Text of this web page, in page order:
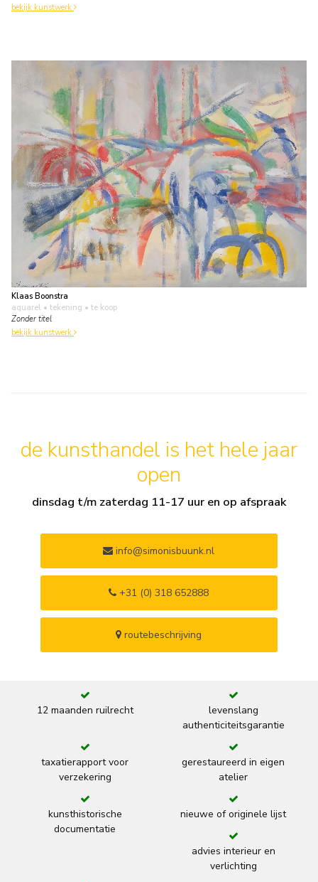
bekijk kunstwerk
Klaas Boonstra
aquarel • tekening • te koop
Zonder titel
bekijk kunstwerk
de kunsthandel is het hele jaar
open
dinsdag t/m zaterdag 11-17 uur en op afspraak
info@simonisbuunk.nl
+31 (0) 318 652888
routebeschrijving
12 maanden ruilrecht
levenslang
authenticiteitsgarantie
taxatierapport voor
verzekering
gerestaureerd in eigen
atelier
kunsthistorische
documentatie
nieuwe of originele lijst
advies interieur en
verlichting